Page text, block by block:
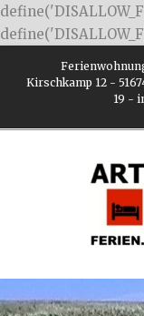
Kirschkamp 12 -
19 -